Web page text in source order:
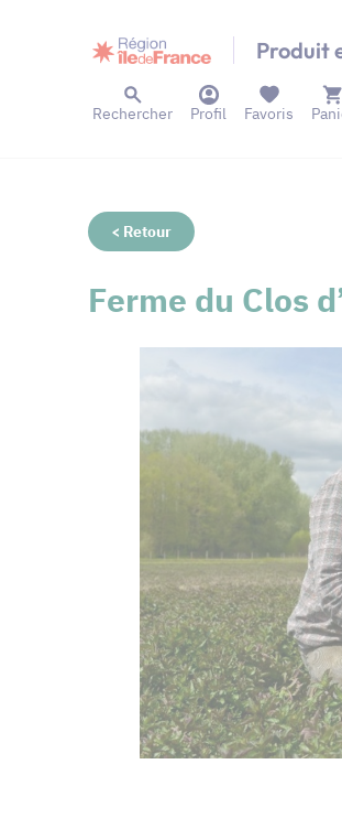
Produit
Rechercher Profil Favoris
< Retour
Ferme du Clos